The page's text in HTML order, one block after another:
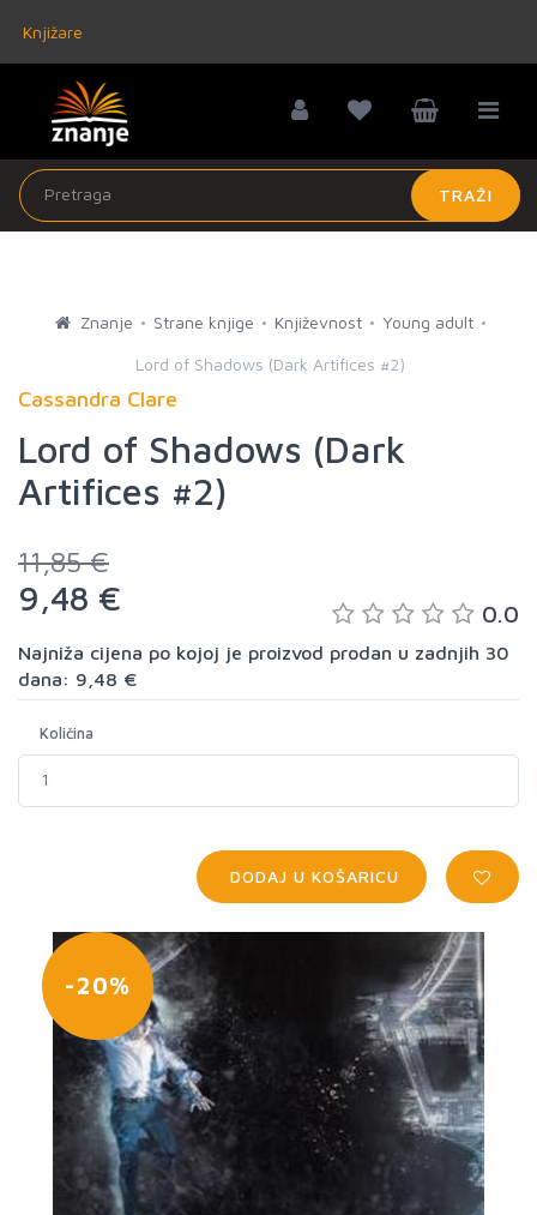
Knjižare
TRAŽI
Znanje Strane knjige Književnost Young adult
Lord of Shadows (Dark Artifices #2)
Cassandra Clare
Lord of Shadows (Dark
Artifices #2)
11,85 €
9,48 € 0.0
Najniža cijena po kojoj je proizvod prodan u zadnjih 30
dana: 9,48 €
Količina
DODAJ U KOŠARICU
-20%